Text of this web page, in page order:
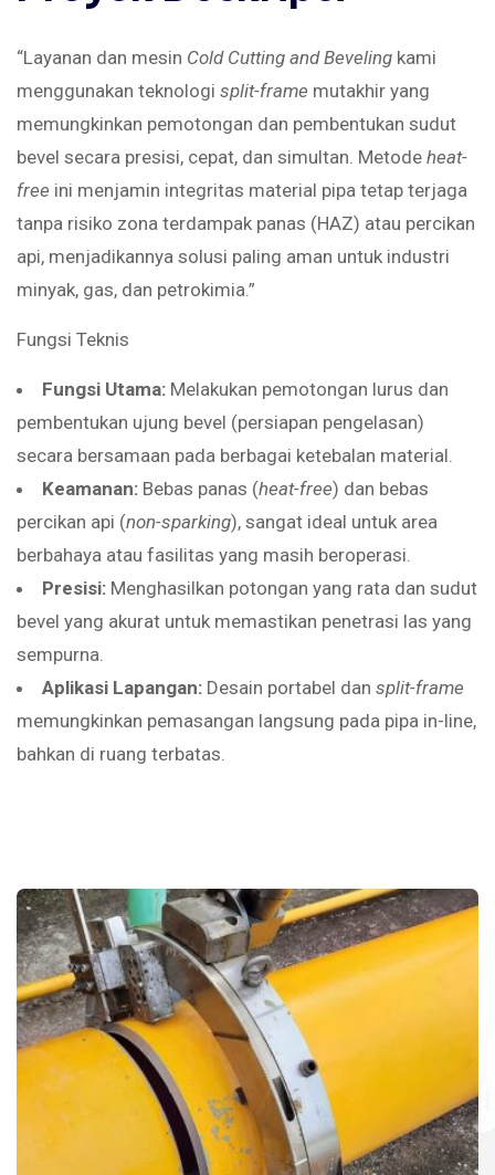
“Layanan dan mesin Cold Cutting and Beveling kami
menggunakan teknologi split-frame mutakhir yang
memungkinkan pemotongan dan pembentukan sudut
bevel secara presisi, cepat, dan simultan. Metode heat-
free ini menjamin integritas material pipa tetap terjaga
tanpa risiko zona terdampak panas (HAZ) atau percikan
api, menjadikannya solusi paling aman untuk industri
minyak, gas, dan petrokimia.”
Fungsi Teknis
Fungsi Utama: Melakukan pemotongan lurus dan
pembentukan ujung bevel (persiapan pengelasan)
secara bersamaan pada berbagai ketebalan material.
Keamanan: Bebas panas (heat-free) dan bebas
percikan api (non-sparking), sangat ideal untuk area
berbahaya atau fasilitas yang masih beroperasi.
Presisi: Menghasilkan potongan yang rata dan sudut
bevel yang akurat untuk memastikan penetrasi las yang
sempurna.
Aplikasi Lapangan: Desain portabel dan split-frame
memungkinkan pemasangan langsung pada pipa in-line,
bahkan di ruang terbatas.